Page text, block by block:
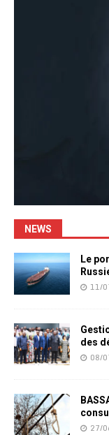
NEWS
Le
11/
des
08/
27/